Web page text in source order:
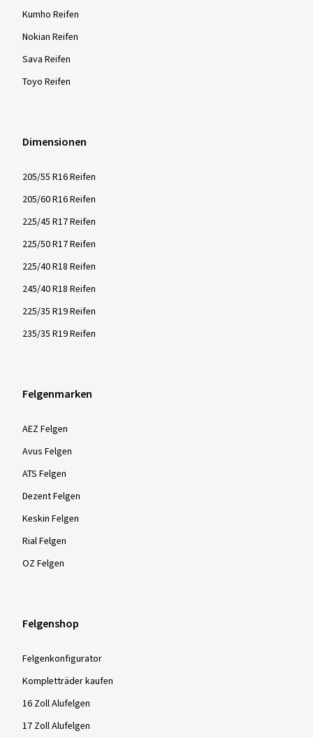
Kumho Reifen
Nokian Reifen
Sava Reifen
Toyo Reifen
Dimensionen
205/55 R16 Reifen
205/60 R16 Reifen
225/45 R17 Reifen
225/50 R17 Reifen
225/40 R18 Reifen
245/40 R18 Reifen
225/35 R19 Reifen
235/35 R19 Reifen
Felgenmarken
AEZ Felgen
Avus Felgen
ATS Felgen
Dezent Felgen
Keskin Felgen
Rial Felgen
OZ Felgen
Felgenshop
Felgenkonfigurator
Kompletträder kaufen
16 Zoll Alufelgen
17 Zoll Alufelgen